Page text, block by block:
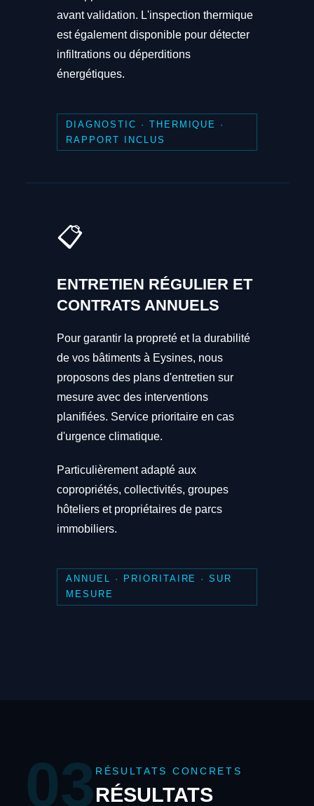
avant validation. L'inspection thermique
est également disponible pour détecter
infiltrations ou déperditions
énergétiques.
DIAGNOSTIC · THERMIQUE ·
RAPPORT INCLUS
📋
ENTRETIEN RÉGULIER ET
CONTRATS ANNUELS
Pour garantir la propreté et la durabilité
de vos bâtiments à Eysines, nous
proposons des plans d'entretien sur
mesure avec des interventions
planifiées. Service prioritaire en cas
d'urgence climatique.
Particulièrement adapté aux
copropriétés, collectivités, groupes
hôteliers et propriétaires de parcs
immobiliers.
ANNUEL · PRIORITAIRE · SUR
MESURE
03 RÉSULTATS CONCRETS
RÉSULTATS